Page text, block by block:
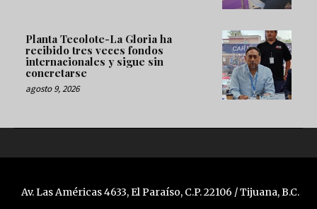
Planta Tecolote-La Gloria ha
recibido tres veces fondos
internacionales y sigue sin
concretarse
agosto 9, 2026
Av. Las Américas 4633, El Paraíso, C.P. 22106 / Tijuana, B.C.